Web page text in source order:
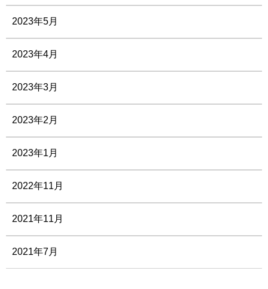
2023年5月
2023年4月
2023年3月
2023年2月
2023年1月
2022年11月
2021年11月
2021年7月